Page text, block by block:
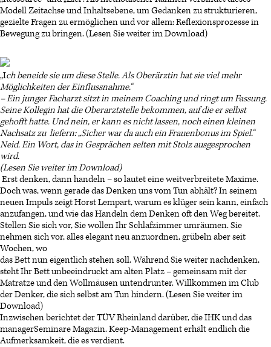
Modell Zeitachse und Inhaltsebene, um Gedanken zu strukturieren,
gezielte Fragen zu ermöglichen und vor allem: Reflexionsprozesse in
Bewegung zu bringen. (Lesen Sie weiter im Download)
„Ich beneide sie um diese Stelle. Als Oberärztin hat sie viel mehr
Möglichkeiten der Einflussnahme.“
– Ein junger Facharzt sitzt in meinem Coaching und ringt um Fassung.
Seine Kollegin hat die Oberarztstelle bekommen, auf die er selbst
gehofft hatte. Und nein, er kann es nicht lassen, noch einen kleinen
Nachsatz zu liefern: „Sicher war da auch ein Frauenbonus im Spiel.“
Neid. Ein Wort, das in Gesprächen selten mit Stolz ausgesprochen
wird.
(Lesen Sie weiter im Download)
Erst denken, dann handeln – so lautet eine weitverbreitete Maxime.
Doch was, wenn gerade das Denken uns vom Tun abhält? In seinem
neuen Impuls zeigt Horst Lempart, warum es klüger sein kann, einfach
anzufangen, und wie das Handeln dem Denken oft den Weg bereitet.
Stellen Sie sich vor, Sie wollen Ihr Schlafzimmer umräumen. Sie
nehmen sich vor, alles elegant neu anzuordnen, grübeln aber seit
Wochen, wo
das Bett nun eigentlich stehen soll. Während Sie weiter nachdenken,
steht Ihr Bett unbeeindruckt am alten Platz – gemeinsam mit der
Matratze und den Wollmäusen untendrunter. Willkommen im Club
der Denker, die sich selbst am Tun hindern. (Lesen Sie weiter im
Download)
Inzwischen berichtet der TÜV Rheinland darüber, die IHK und das
managerSeminare Magazin. Keep-Management erhält endlich die
Aufmerksamkeit, die es verdient.